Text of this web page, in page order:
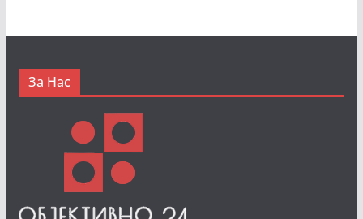
За Нас